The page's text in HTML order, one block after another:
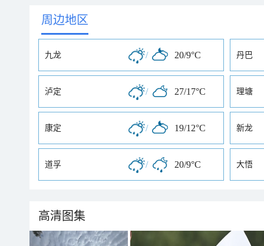
周边地区
九龙 / 20/9°C 丹巴
泸定 / 27/17°C 理塘
康定 / 19/12°C 新龙
道孚 / 20/9°C 大悟
高清图集